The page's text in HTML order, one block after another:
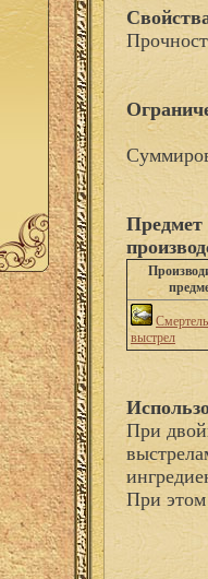
выстрел
При
При этом